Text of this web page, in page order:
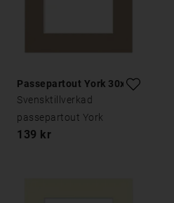
Passepartout York 30x40
Svensktillverkad
passepartout York
139 kr